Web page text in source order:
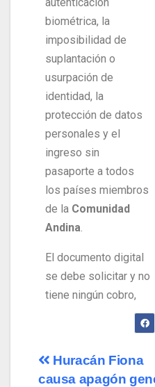
biométrica, la
imposibilidad de
suplantación o
usurpación de
identidad, la
protección de datos
personales y el
ingreso sin
pasaporte a todos
los países miembros
de la Comunidad
Andina.
El documento digital
se debe solicitar y no
tiene ningún cobro,
Huracán Fiona
causa apagón